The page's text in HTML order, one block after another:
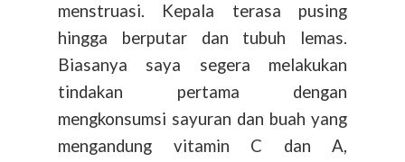
menstruasi. Kepala terasa pusing
hingga berputar dan tubuh lemas.
Biasanya saya segera melakukan
tindakan pertama dengan
mengkonsumsi sayuran dan buah yang
mengandung vitamin C dan A,